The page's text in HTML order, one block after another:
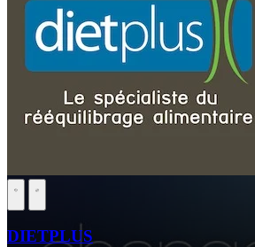
DIETPLUS